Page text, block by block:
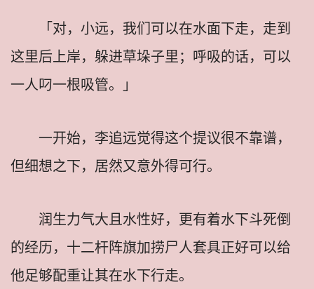
「对，小远，我们可以在水面下走，走到
这里后上岸，躲进草垛子里；呼吸的话，可以
一人叼一根吸管。」
一开始，李追远觉得这个提议很不靠谱，
但细想之下，居然又意外得可行。
润生力气大且水性好，更有着水下斗死倒
的经历，十二杆阵旗加捞尸人套具正好可以给
他足够配重让其在水下行走。